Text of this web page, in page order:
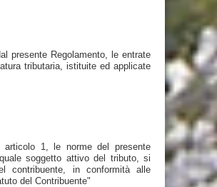
presente Regolamento, le entrate
tributaria, istituite ed applicate
articolo 1, le norme del presente
soggetto attivo del tributo, si
contribuente, in conformità alle
del Contribuente"